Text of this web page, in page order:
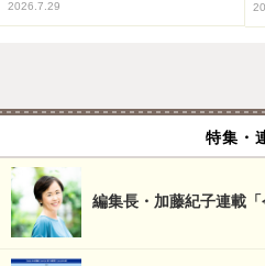
2026.7.29
特集・
編集長・加藤紀子連載「